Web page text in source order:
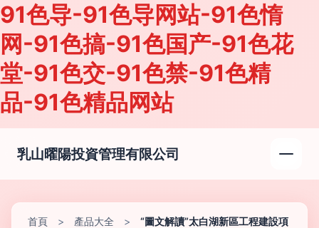
91色导-91色导网站-91色惰
网-91色搞-91色国产-91色花
堂-91色交-91色禁-91色精
品-91色精品网站
乳山曜陽投資管理有限公司
首頁 > 產品大全 >
“圖文解讀”太白湖新區工程建設項